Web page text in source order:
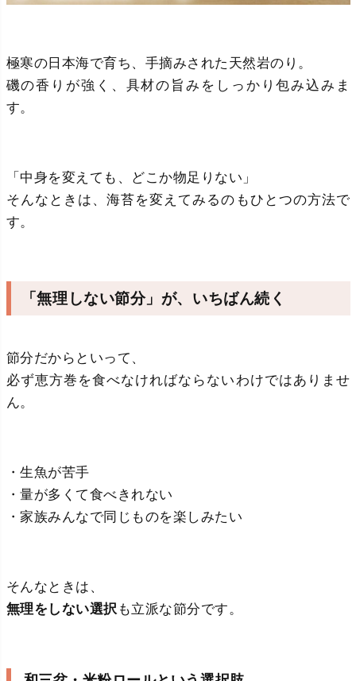
極寒の日本海で育ち、手摘みされた天然岩のり。
磯の香りが強く、具材の旨みをしっかり包み込みま
す。
「中身を変えても、どこか物足りない」
そんなときは、海苔を変えてみるのもひとつの方法で
す。
「無理しない節分」が、いちばん続く
節分だからといって、
必ず恵方巻を食べなければならないわけではありませ
ん。
・生魚が苦手
・量が多くて食べきれない
・家族みんなで同じものを楽しみたい
そんなときは、
無理をしない選択 も立派な節分です。